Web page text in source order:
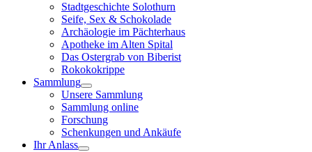
Stadtgeschichte Solothurn
Seife, Sex & Schokolade
Archäologie im Pächterhaus
Apotheke im Alten Spital
Das Ostergrab von Biberist
Rokokokrippe
Sammlung
Unsere Sammlung
Sammlung online
Forschung
Schenkungen und Ankäufe
Ihr Anlass